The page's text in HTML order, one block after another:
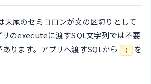
尾のセミコロンが文の区切りとして
のexecuteに渡すSQL文字列では不要
ります。アプリへ渡すSQLから
;
を